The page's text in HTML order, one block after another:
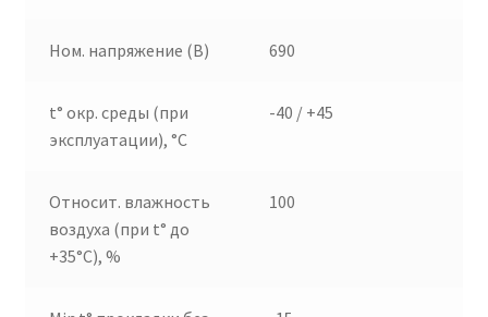
Ном. напряжение (В) 690
t° окр. среды (при
эксплуатации), °C
-40 / +45
Относит. влажность
воздуха (при t° до
+35°C), %
100